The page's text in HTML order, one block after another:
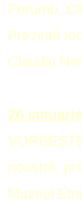
Porumb,
Prezintă
Claudiu
26
noastră,
Muzeul